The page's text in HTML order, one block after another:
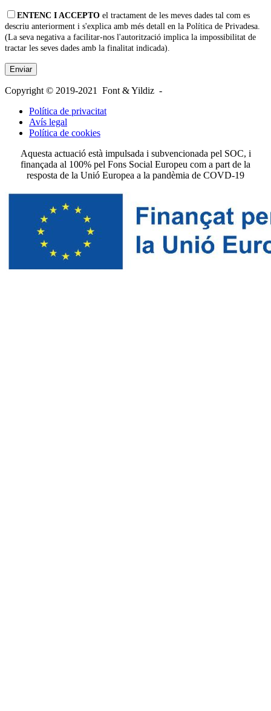
ENTENC I ACCEPTO el tractament de les meves dades tal com es
descriu anteriorment i s'explica amb més detall en la Política de Privadesa.
(La seva negativa a facilitar-nos l'autorització implica la impossibilitat de
tractar les seves dades amb la finalitat indicada).
Copyright © 2019-2021 Font & Yildiz -
Política de privacitat
Avís legal
Política de cookies
Aquesta actuació està impulsada i subvencionada pel SOC, i
finançada al 100% pel Fons Social Europeu com a part de la
resposta de la Unió Europea a la pandèmia de COVD-19